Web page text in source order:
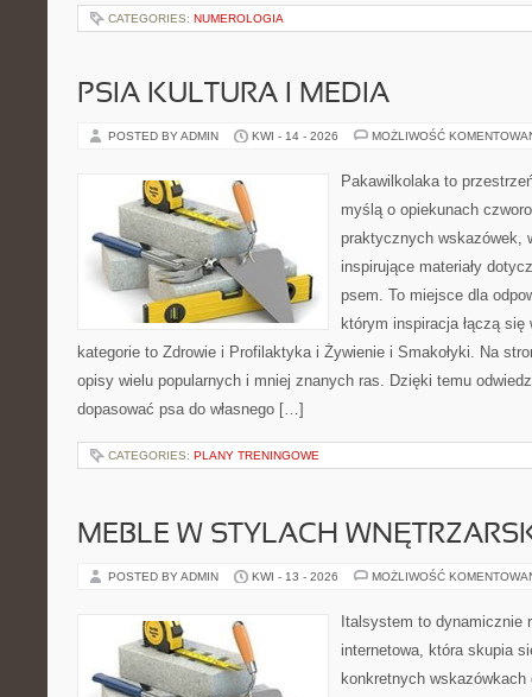
CATEGORIES: NUMEROLOGIA
PSIA KULTURA I MEDIA
POSTED BY ADMIN KWI - 14 - 2026 MOŻLIWOŚĆ
Pakawilkolaka to
myślą o opiekunach
praktycznych wskazówek,
inspirujące materiały
psem. To miejsce dla
którym inspiracja łączą się
kategorie to Zdrowie i Profilaktyka i Żywienie i Smakołyki. Na
opisy wielu popularnych i mniej znanych ras. Dzięki temu
dopasować psa do własnego […]
CATEGORIES: PLANY TRENINGOWE
MEBLE W STYLACH
POSTED BY ADMIN KWI - 13 - 2026 MOŻLIWOŚĆ
Italsystem to dynamicznie
internetowa, która skupia
konkretnych